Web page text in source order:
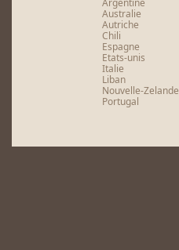
Australie
Autriche
Chili
Espagne
Etats-unis
Italie
Liban
Nouvelle-Zelande
Portugal